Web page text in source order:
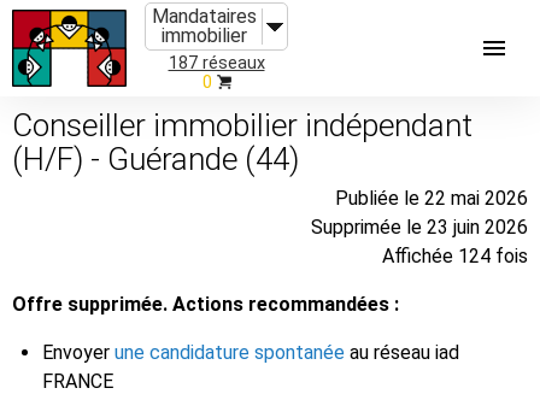
Mandataires
immobilier
187 réseaux
0
Conseiller immobilier indépendant
(H/F) - Guérande (44)
Publiée le 22 mai 2026
Supprimée le 23 juin 2026
Affichée 124 fois
Offre supprimée. Actions recommandées :
Envoyer une candidature spontanée au réseau iad
FRANCE